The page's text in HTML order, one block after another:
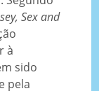
Sex and
à
sido
pela